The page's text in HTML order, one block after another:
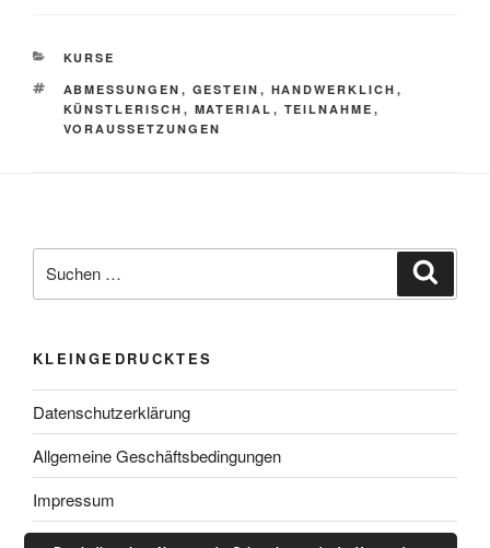
KATEGORIEN
KURSE
SCHLAGWÖRTER
ABMESSUNGEN , GESTEIN , HANDWERKLICH ,
KÜNSTLERISCH , MATERIAL , TEILNAHME ,
VORAUSSETZUNGEN
nach:
KLEINGEDRUCKTES
Datenschutzerklärung
Allgemeine Geschäftsbedingungen
Impressum